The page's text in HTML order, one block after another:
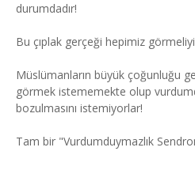
durumdadır!
Bu çıplak gerçeği hepimiz
Müslümanların büyük çoğunluğu
görmek istememekte olup
bozulmasını istemiyorlar!
Tam bir "Vurdumduymazlık